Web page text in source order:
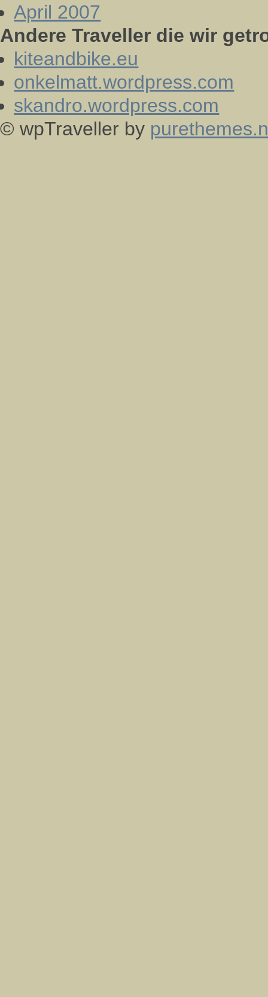
April 2007
Andere Traveller die wir
kiteandbike.eu
onkelmatt.wordpress.com
skandro.wordpress.com
© wpTraveller by